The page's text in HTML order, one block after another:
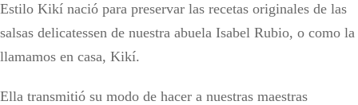
Estilo Kikí nació para preservar las recetas originales de las
salsas delicatessen de nuestra abuela Isabel Rubio, o como la
llamamos en casa, Kikí.
Ella transmitió su modo de hacer a nuestras maestras